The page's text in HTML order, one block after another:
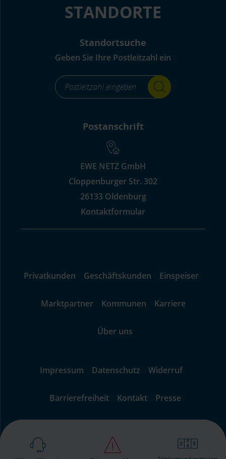
STANDORTE
Standortsuche
Geben Sie Ihre Postleitzahl ein
footer_standortsuche_Label-
for-
Postanschrift
EWE NETZ GmbH
Cloppenburger Str. 302
26133 Oldenburg
Kontaktformular
Privatkunden Geschäftskunden Einspeiser
Marktpartner Kommunen Karriere
Über uns
Impressum Datenschutz Widerruf
Barrierefreiheit Kontakt Presse